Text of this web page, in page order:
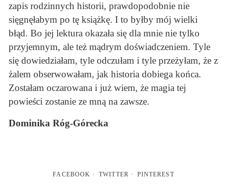
zapis rodzinnych historii, prawdopodobnie nie
sięgnęłabym po tę książkę. I to byłby mój wielki
błąd. Bo jej lektura okazała się dla mnie nie tylko
przyjemnym, ale też mądrym doświadczeniem. Tyle
się dowiedziałam, tyle odczułam i tyle przeżyłam, że z
żalem obserwowałam, jak historia dobiega końca.
Zostałam oczarowana i już wiem, że magia tej
powieści zostanie ze mną na zawsze.
Dominika Róg-Górecka
FACEBOOK TWITTER PINTEREST